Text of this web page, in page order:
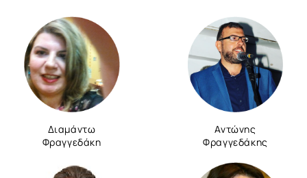
Διαμάντω
Φραγγεδάκη
Αντώνης
Φραγγεδάκης